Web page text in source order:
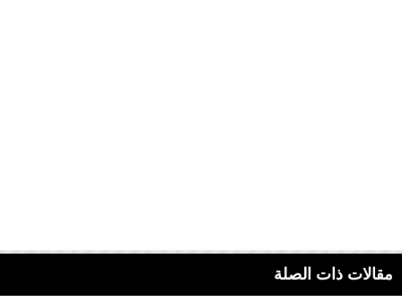
مقالات ذات الصلة